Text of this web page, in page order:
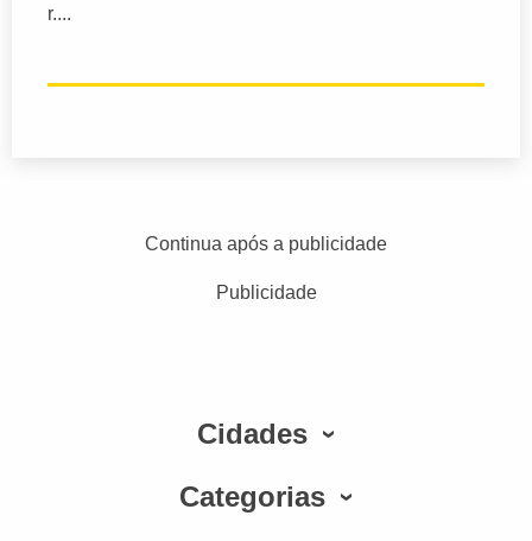
r....
Continua após a publicidade
Publicidade
Cidades
Categorias